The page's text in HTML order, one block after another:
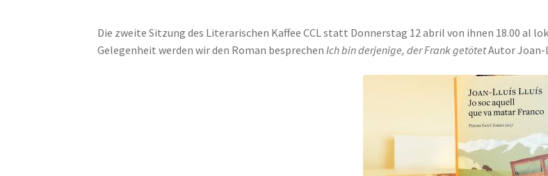
Die zweite Sitzung des Literarischen Kaffee CCL statt Donnerstag 12 abril von ihnen 18.00 al
Gelegenheit werden wir den Roman besprechenIch bin derjenige, der Frank getötetAutor Joan-